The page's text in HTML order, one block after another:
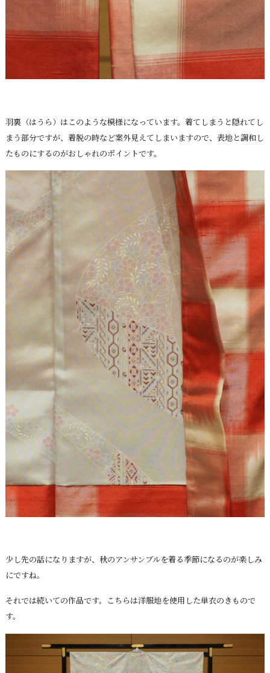
羽裏（はうら）はこのような模様になっています。着てしまうと隠れてし
まう部分ですが、着脱の時など案外見えてしまいますので、表地と調和し
たものにするのがおしゃれのポイントです。
少し先の話になりますが、秋のアンサンブルを着る季節になるのが楽しみ
にですね。
それでは続いての作品です。こちらは洋服地を使用した単衣のきもので
す。